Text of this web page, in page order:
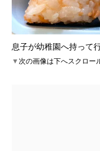
息子が幼稚園へ持って
▼次の画像は下へスクロー